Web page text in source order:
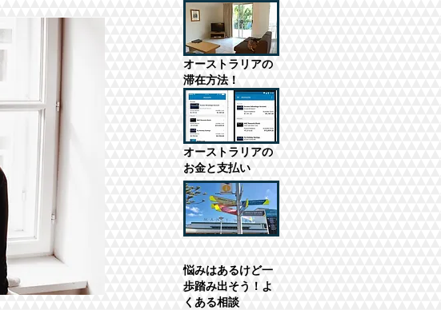
​オーストラリアの
滞在方法！
オーストラリアの
お金と支払い
悩みはあるけど一
歩踏み出そう！よ
くある相談